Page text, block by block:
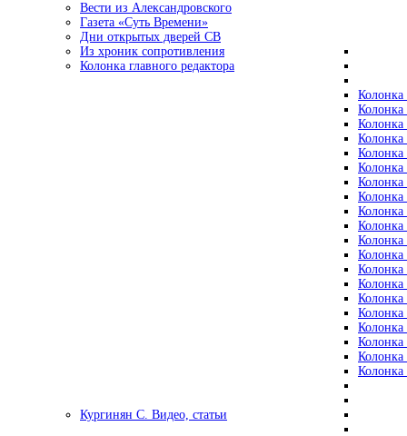
Вести из Александровского
Газета «Суть Времени»
Дни открытых дверей СВ
Из хроник сопротивления
Колонка главного редактора
Колонка
Колонка
Колонка
Колонка
Колонка
Колонка
Колонка
Колонка
Колонка
Колонка
Колонка
Колонка
Колонка
Колонка
Колонка
Колонка
Колонка
Колонка
Колонка
Колонка
Кургинян С. Видео, статьи